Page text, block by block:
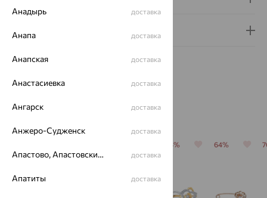
Гарантия и возврат
Похожие изделия
64% 64%
Анадырь доставка
Анапа доставка
Анапская доставка
Анастасиевка доставка
Ангарск доставка
Анжеро-Судженск доставка
Апастово, Апастовский район доставка
Апатиты доставка